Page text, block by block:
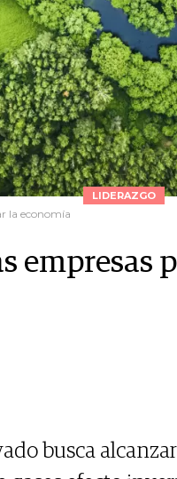
LIDERAZGO
la economía
empresas
busca